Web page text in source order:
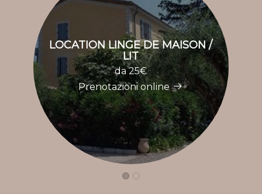
LOCATION LINGE DE MAISON /
LIT
da 25€
Prenotazioni online